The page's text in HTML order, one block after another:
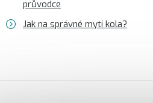
průvodce
Jak na správné mytí kola?